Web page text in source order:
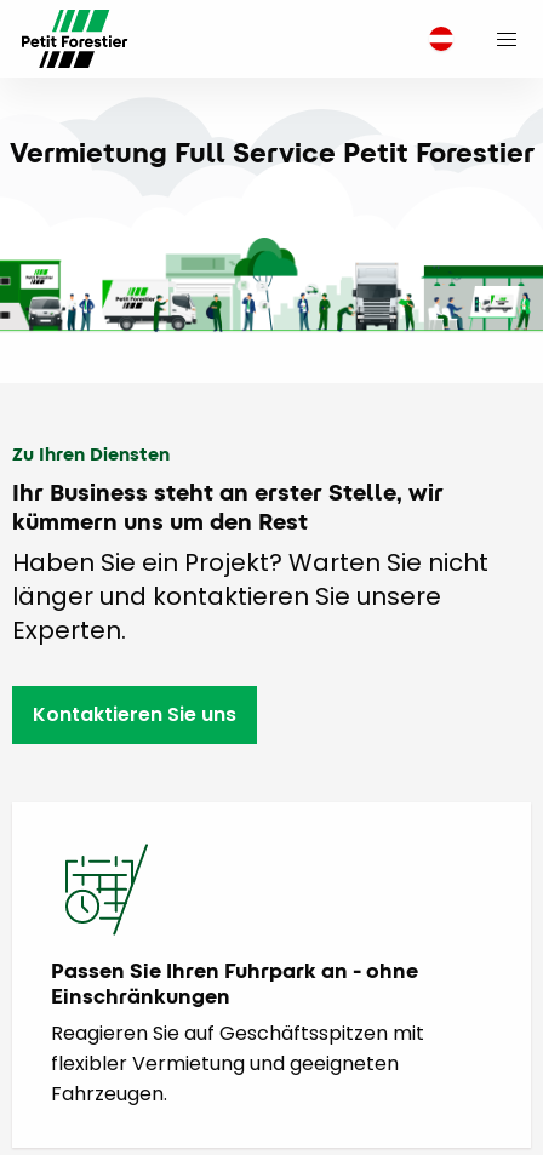
Vermietung Full Service Petit Forestier
Zu Ihren Diensten
Ihr Business steht an erster Stelle, wir
kümmern uns um den Rest
Haben Sie ein Projekt? Warten Sie nicht
länger und kontaktieren Sie unsere
Experten.
Kontaktieren Sie uns
Passen Sie Ihren Fuhrpark an - ohne
Einschränkungen
Reagieren Sie auf Geschäftsspitzen mit
flexibler Vermietung und geeigneten
Fahrzeugen.